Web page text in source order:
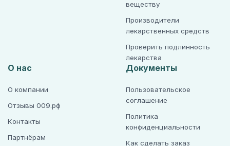
веществу
Производители
лекарственных средств
Проверить подлинность
лекарства
О нас
О компании
Отзывы 009.рф
Контакты
Партнёрам
Документы
Пользовательское
соглашение
Политика
конфиденциальности
Как сделать заказ